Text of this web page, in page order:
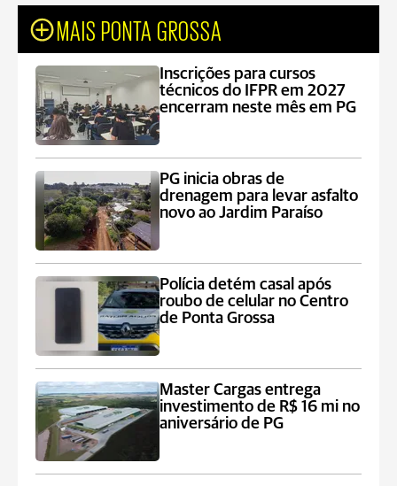
MAIS PONTA GROSSA
Inscrições para cursos
técnicos do IFPR em 2027
encerram neste mês em PG
PG inicia obras de
drenagem para levar asfalto
novo ao Jardim Paraíso
Polícia detém casal após
roubo de celular no Centro
de Ponta Grossa
Master Cargas entrega
investimento de R$ 16 mi no
aniversário de PG